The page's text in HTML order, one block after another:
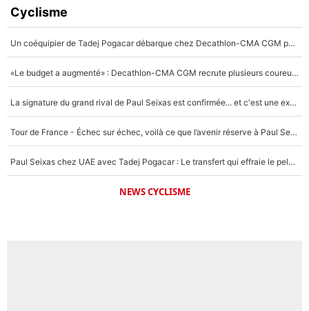
Cyclisme
Un coéquipier de Tadej Pogacar débarque chez Decathlon-CMA CGM pour épauler Paul Seixas : «Mes meilleures années sont à venir»
«Le budget a augmenté» : Decathlon-CMA CGM recrute plusieurs coureurs pour offrir à Paul Seixas une équipe pour gagner le Tour de France 2027
La signature du grand rival de Paul Seixas est confirmée... et c'est une excellente nouvelle pour l'équipe Decathlon-CMA CGM !
Tour de France - Échec sur échec, voilà ce que l’avenir réserve à Paul Seixas : «Tant qu’il y aura un Pogacar comme celui-là...»
Paul Seixas chez UAE avec Tadej Pogacar : Le transfert qui effraie le peloton, «c’est la pire des choses qui puisse arriver»
NEWS CYCLISME